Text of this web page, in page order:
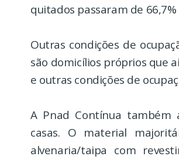
quitados passaram de
Outras condições de
são domicílios próprios que
e outras condições de
A Pnad Contínua também
casas. O material
alvenaria/taipa com